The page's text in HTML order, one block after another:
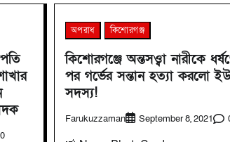
0
অপরাধ কিশোরগঞ্জ
কিশোরগঞ্জে অন্তসও্বা নারীকে
পর গর্ভের সন্তান হত্যা করলো
সদস্য!
Farukuzzaman September 8, 2021